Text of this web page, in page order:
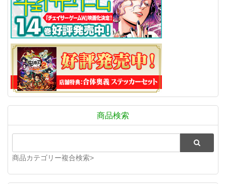
商品検索
商品カテゴリー複合検索>